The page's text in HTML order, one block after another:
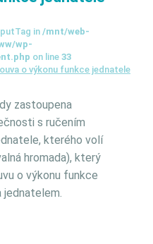
in/mnt/web-
wp-
on line 33
o výkonu funkce jednatele
zastoupena
s ručením
kterého volí
hromada), který
o výkonu funkce